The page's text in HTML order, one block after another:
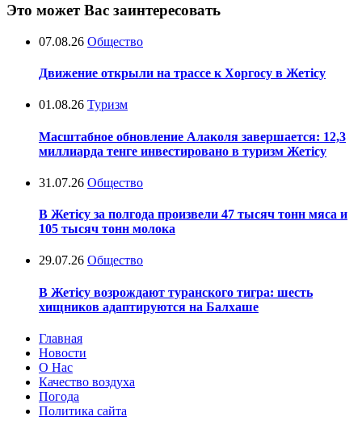
Это может Вас заинтересовать
07.08.26 Общество
Движение открыли на трассе к Хоргосу в Жетісу
01.08.26 Туризм
Масштабное обновление Алаколя завершается: 12,3
миллиарда тенге инвестировано в туризм Жетісу
31.07.26 Общество
В Жетісу за полгода произвели 47 тысяч тонн мяса и
105 тысяч тонн молока
29.07.26 Общество
В Жетісу возрождают туранского тигра: шесть
хищников адаптируются на Балхаше
Главная
Новости
О Нас
Качество воздуха
Погода
Политика сайта